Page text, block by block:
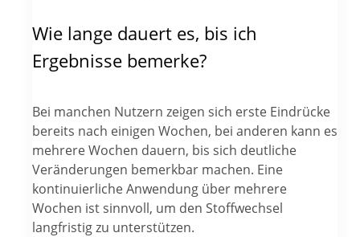
Wie lange dauert es, bis ich
Ergebnisse bemerke?
Bei manchen Nutzern zeigen sich erste Eindrücke
bereits nach einigen Wochen, bei anderen kann es
mehrere Wochen dauern, bis sich deutliche
Veränderungen bemerkbar machen. Eine
kontinuierliche Anwendung über mehrere
Wochen ist sinnvoll, um den Stoffwechsel
langfristig zu unterstützen.